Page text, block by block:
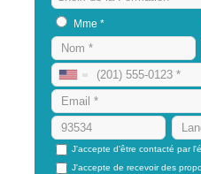
Mme *
J'accepte d'être contacté par
J'accepte de recevoir des